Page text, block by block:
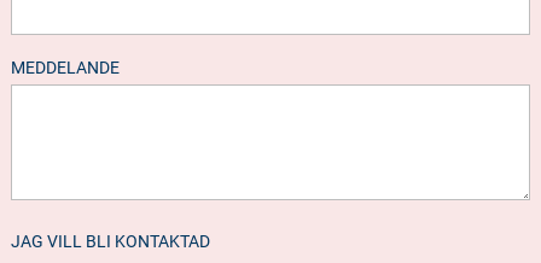
MEDDELANDE
JAG VILL BLI KONTAKTAD